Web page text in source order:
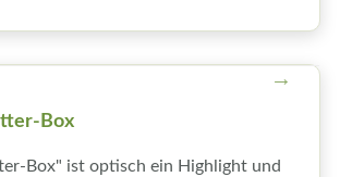
Box
Box" ist optisch ein Highlight und